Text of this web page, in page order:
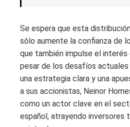
Se espera que esta
sólo aumente la confianza de
que también impulse el interés
pesar de los desafíos actuales
una estrategia clara y una
a sus accionistas, Neinor
como un actor clave en el
español, atrayendo inversores